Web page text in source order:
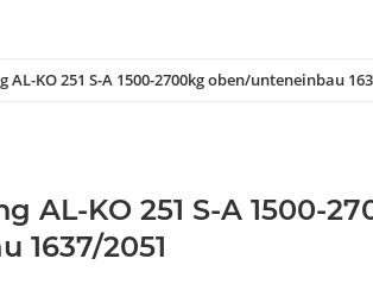
KO 251 S-A 1500-2700kg oben/unteneinbau
AL-KO 251 S-A 1500-
1637/2051